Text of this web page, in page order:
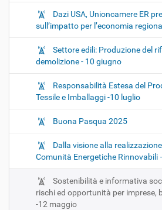
Dazi USA, Unioncamere ER
sull’impatto per l’economia
Settore edili: Produzione del
demolizione - 10 giugno
Responsabilità Estesa del
Tessile e Imballaggi -10 luglio
Buona Pasqua 2025
Dalla visione alla
Comunità Energetiche Rinnovabili
Sostenibilità e informativa
rischi ed opportunità per imprese,
-12 maggio